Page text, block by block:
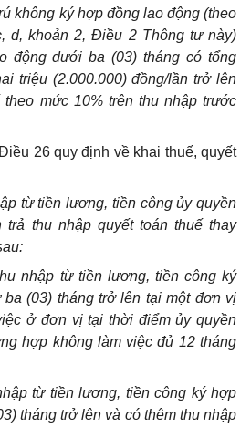
không ký hợp đồng lao động (theo
d, khoản 2, Điều 2 Thông tư này)
động dưới ba (03) tháng có tổng
triệu (2.000.000) đồng/lần trở lên
mức 10% trên thu nhập trước
26 quy định về khai thuế, quyết
từ tiền lương, tiền công ủy quyền
trả thu nhập quyết toán thuế thay
nhập từ tiền lương, tiền công ký
(03) tháng trở lên tại một đơn vị
ở đơn vị tại thời điểm ủy quyền
hợp không làm việc đủ 12 tháng
từ tiền lương, tiền công ký hợp
tháng trở lên và có thêm thu nhập